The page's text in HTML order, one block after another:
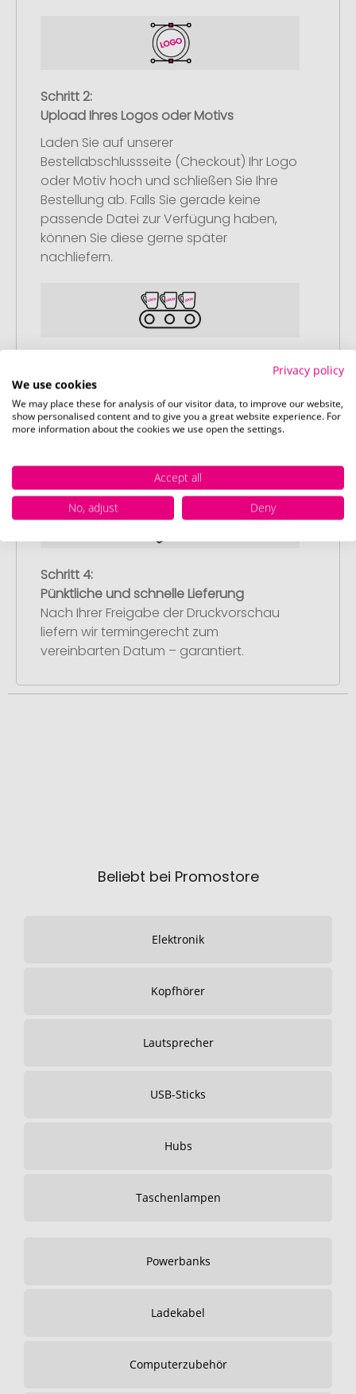
Schritt 2:
Upload Ihres Logos oder Motivs
Laden Sie auf unserer
Bestellabschlussseite (Checkout) Ihr Logo
oder Motiv hoch und schließen Sie Ihre
Bestellung ab. Falls Sie gerade keine
passende Datei zur Verfügung haben,
können Sie diese gerne später
nachliefern.
Artikelvorschau und Freigabe
Sie erhalten von uns eine kostenlose
Druckvorschau mit Ihrem Design. Sobald
umgehend mit der Produktion.
Schritt 4:
Pünktliche und schnelle Lieferung
Nach Ihrer Freigabe der Druckvorschau
liefern wir termingerecht zum
vereinbarten Datum – garantiert.
Beliebt bei Promostore
Elektronik
Kopfhörer
Lautsprecher
USB-Sticks
Hubs
Taschenlampen
Powerbanks
Ladekabel
Computerzubehör
Privacy policy
We use cookies
We may place these for analysis of our visitor data, to improve our website,
show personalised content and to give you a great website experience. For
more information about the cookies we use open the settings.
Accept all
No, adjust
Deny